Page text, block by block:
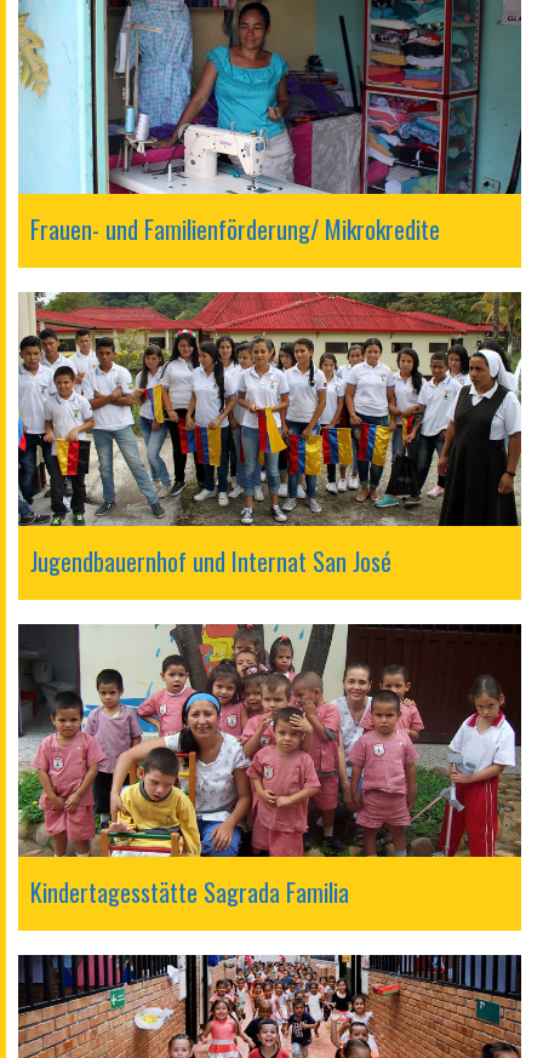
Frauen- und Familienförderung/ Mikrokredite
Jugendbauernhof und Internat San José
Kindertagesstätte Sagrada Familia